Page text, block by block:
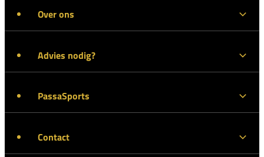
Over ons
Advies nodig?
PassaSports
Contact